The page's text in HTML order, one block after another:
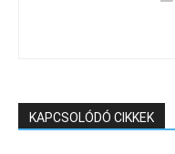
KAPCSOLÓDÓ CIKKEK